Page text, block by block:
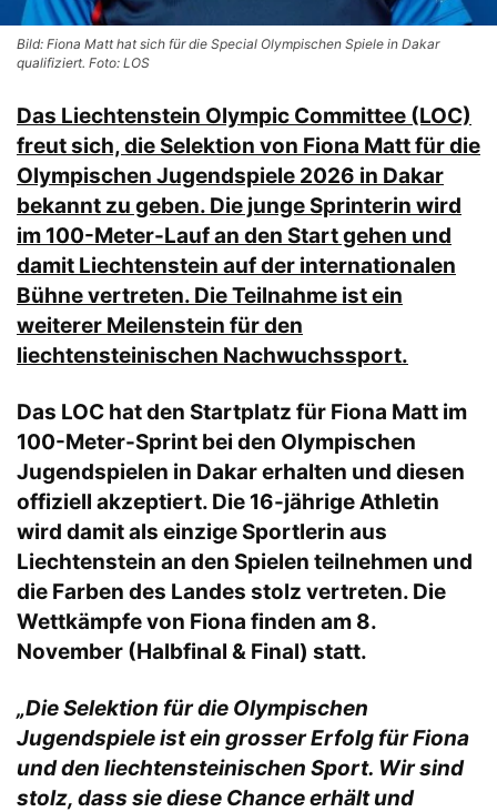
Bild: Fiona Matt hat sich für die Special Olympischen Spiele in Dakar
qualifiziert. Foto: LOS
Das Liechtenstein Olympic Committee (LOC)
freut sich, die Selektion von Fiona Matt für die
Olympischen Jugendspiele 2026 in Dakar
bekannt zu geben. Die junge Sprinterin wird
im 100-Meter-Lauf an den Start gehen und
damit Liechtenstein auf der internationalen
Bühne vertreten. Die Teilnahme ist ein
weiterer Meilenstein für den
liechtensteinischen Nachwuchssport.
Das LOC hat den Startplatz für Fiona Matt im
100-Meter-Sprint bei den Olympischen
Jugendspielen in Dakar erhalten und diesen
offiziell akzeptiert. Die 16-jährige Athletin
wird damit als einzige Sportlerin aus
Liechtenstein an den Spielen teilnehmen und
die Farben des Landes stolz vertreten. Die
Wettkämpfe von Fiona finden am 8.
November (Halbfinal & Final) statt.
„Die Selektion für die Olympischen
Jugendspiele ist ein grosser Erfolg für Fiona
und den liechtensteinischen Sport. Wir sind
stolz, dass sie diese Chance erhält und